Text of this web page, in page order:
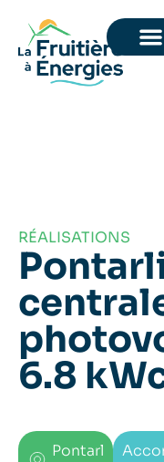
RÉALISATIONS
6.8
Pontarl